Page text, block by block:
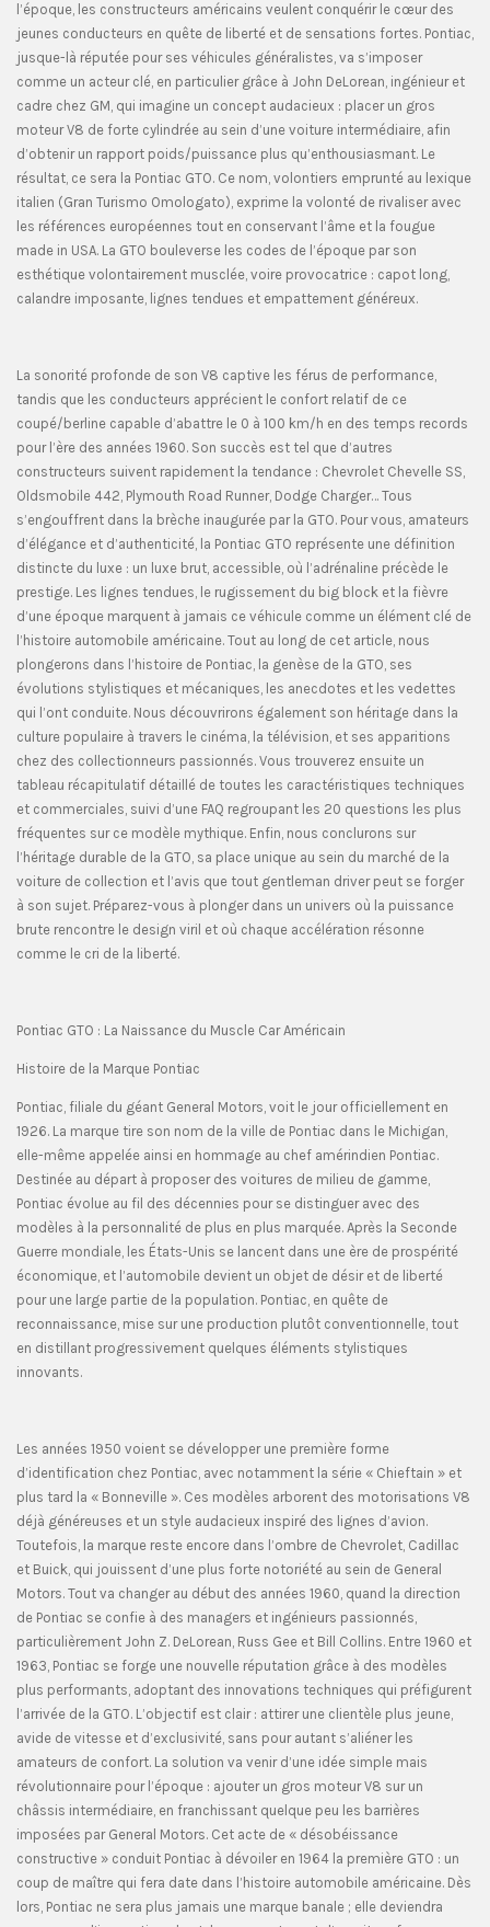
l’époque, les constructeurs américains veulent conquérir le cœur des
jeunes conducteurs en quête de liberté et de sensations fortes. Pontiac,
jusque-là réputée pour ses véhicules généralistes, va s’imposer
comme un acteur clé, en particulier grâce à John DeLorean, ingénieur et
cadre chez GM, qui imagine un concept audacieux : placer un gros
moteur V8 de forte cylindrée au sein d’une voiture intermédiaire, afin
d’obtenir un rapport poids/puissance plus qu’enthousiasmant. Le
résultat, ce sera la Pontiac GTO. Ce nom, volontiers emprunté au lexique
italien (Gran Turismo Omologato), exprime la volonté de rivaliser avec
les références européennes tout en conservant l’âme et la fougue
made in USA. La GTO bouleverse les codes de l’époque par son
esthétique volontairement musclée, voire provocatrice : capot long,
calandre imposante, lignes tendues et empattement généreux.
La sonorité profonde de son V8 captive les férus de performance,
tandis que les conducteurs apprécient le confort relatif de ce
coupé/berline capable d’abattre le 0 à 100 km/h en des temps records
pour l’ère des années 1960. Son succès est tel que d’autres
constructeurs suivent rapidement la tendance : Chevrolet Chevelle SS,
Oldsmobile 442, Plymouth Road Runner, Dodge Charger… Tous
s’engouffrent dans la brèche inaugurée par la GTO. Pour vous, amateurs
d’élégance et d’authenticité, la Pontiac GTO représente une définition
distincte du luxe : un luxe brut, accessible, où l’adrénaline précède le
prestige. Les lignes tendues, le rugissement du big block et la fièvre
d’une époque marquent à jamais ce véhicule comme un élément clé de
l’histoire automobile américaine. Tout au long de cet article, nous
plongerons dans l’histoire de Pontiac, la genèse de la GTO, ses
évolutions stylistiques et mécaniques, les anecdotes et les vedettes
qui l’ont conduite. Nous découvrirons également son héritage dans la
culture populaire à travers le cinéma, la télévision, et ses apparitions
chez des collectionneurs passionnés. Vous trouverez ensuite un
tableau récapitulatif détaillé de toutes les caractéristiques techniques
et commerciales, suivi d’une FAQ regroupant les 20 questions les plus
fréquentes sur ce modèle mythique. Enfin, nous conclurons sur
l’héritage durable de la GTO, sa place unique au sein du marché de la
voiture de collection et l’avis que tout gentleman driver peut se forger
à son sujet. Préparez-vous à plonger dans un univers où la puissance
brute rencontre le design viril et où chaque accélération résonne
comme le cri de la liberté.
Pontiac GTO : La Naissance du Muscle Car Américain
Histoire de la Marque Pontiac
Pontiac, filiale du géant General Motors, voit le jour officiellement en
1926. La marque tire son nom de la ville de Pontiac dans le Michigan,
elle-même appelée ainsi en hommage au chef amérindien Pontiac.
Destinée au départ à proposer des voitures de milieu de gamme,
Pontiac évolue au fil des décennies pour se distinguer avec des
modèles à la personnalité de plus en plus marquée. Après la Seconde
Guerre mondiale, les États-Unis se lancent dans une ère de prospérité
économique, et l’automobile devient un objet de désir et de liberté
pour une large partie de la population. Pontiac, en quête de
reconnaissance, mise sur une production plutôt conventionnelle, tout
en distillant progressivement quelques éléments stylistiques
innovants.
Les années 1950 voient se développer une première forme
d’identification chez Pontiac, avec notamment la série « Chieftain » et
plus tard la « Bonneville ». Ces modèles arborent des motorisations V8
déjà généreuses et un style audacieux inspiré des lignes d’avion.
Toutefois, la marque reste encore dans l’ombre de Chevrolet, Cadillac
et Buick, qui jouissent d’une plus forte notoriété au sein de General
Motors. Tout va changer au début des années 1960, quand la direction
de Pontiac se confie à des managers et ingénieurs passionnés,
particulièrement John Z. DeLorean, Russ Gee et Bill Collins. Entre 1960 et
1963, Pontiac se forge une nouvelle réputation grâce à des modèles
plus performants, adoptant des innovations techniques qui préfigurent
l’arrivée de la GTO. L’objectif est clair : attirer une clientèle plus jeune,
avide de vitesse et d’exclusivité, sans pour autant s’aliéner les
amateurs de confort. La solution va venir d’une idée simple mais
révolutionnaire pour l’époque : ajouter un gros moteur V8 sur un
châssis intermédiaire, en franchissant quelque peu les barrières
imposées par General Motors. Cet acte de « désobéissance
constructive » conduit Pontiac à dévoiler en 1964 la première GTO : un
coup de maître qui fera date dans l’histoire automobile américaine. Dès
lors, Pontiac ne sera plus jamais une marque banale ; elle deviendra